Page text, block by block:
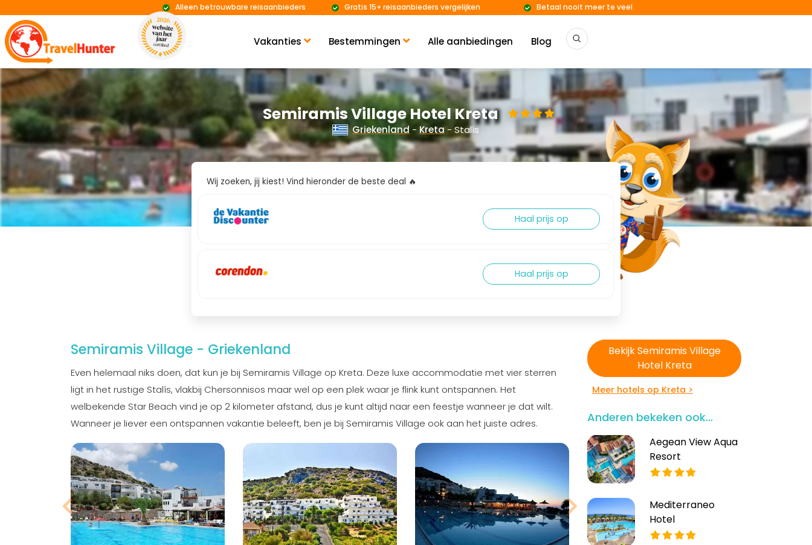
Vakanties Bestemmingen Alle aanbiedingen Blog
Alleen betrouwbare reisaanbieders Gratis 15+ reisaanbieders vergelijken Betaal nooit meer te veel
Semiramis Village Hotel Kreta
Griekenland - Kreta - Stalís
Wij zoeken, jij kiest! Vind hieronder de beste deal 🔥
Haal prijs op
Haal prijs op
Semiramis Village - Griekenland
Even helemaal niks doen, dat kun je bij Semiramis Village op Kreta. Deze luxe accommodatie met vier sterren
ligt in het rustige Stalís, vlakbij Chersonnisos maar wel op een plek waar je flink kunt ontspannen. Het
welbekende Star Beach vind je op 2 kilometer afstand, dus je kunt altijd naar een feestje wanneer je dat wilt.
Wanneer je liever een ontspannen vakantie beleeft, ben je bij Semiramis Village ook aan het juiste adres.
foto's
Bekijk Semiramis Village
Hotel Kreta
Meer hotels op Kreta >
Anderen bekeken ook...
Aegean View Aqua
Resort
Mediterraneo
Hotel